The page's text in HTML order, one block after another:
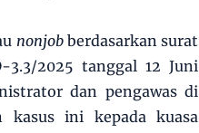
nonjobberdasarkan surat
3.3/2025 tanggal 12 Juni
dan pengawas di
kasus ini kepada kuasa